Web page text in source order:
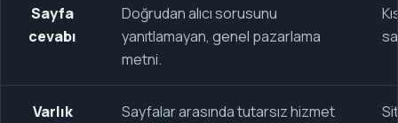
Sayfa
cevabı
Doğrudan alıcı sorusunu
yanıtlamayan, genel pazarlama
metni.
Varlık
Sayfalar arasında tutarsız hizmet